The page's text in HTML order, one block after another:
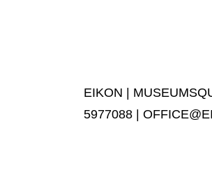
EIKON |
5977088 |